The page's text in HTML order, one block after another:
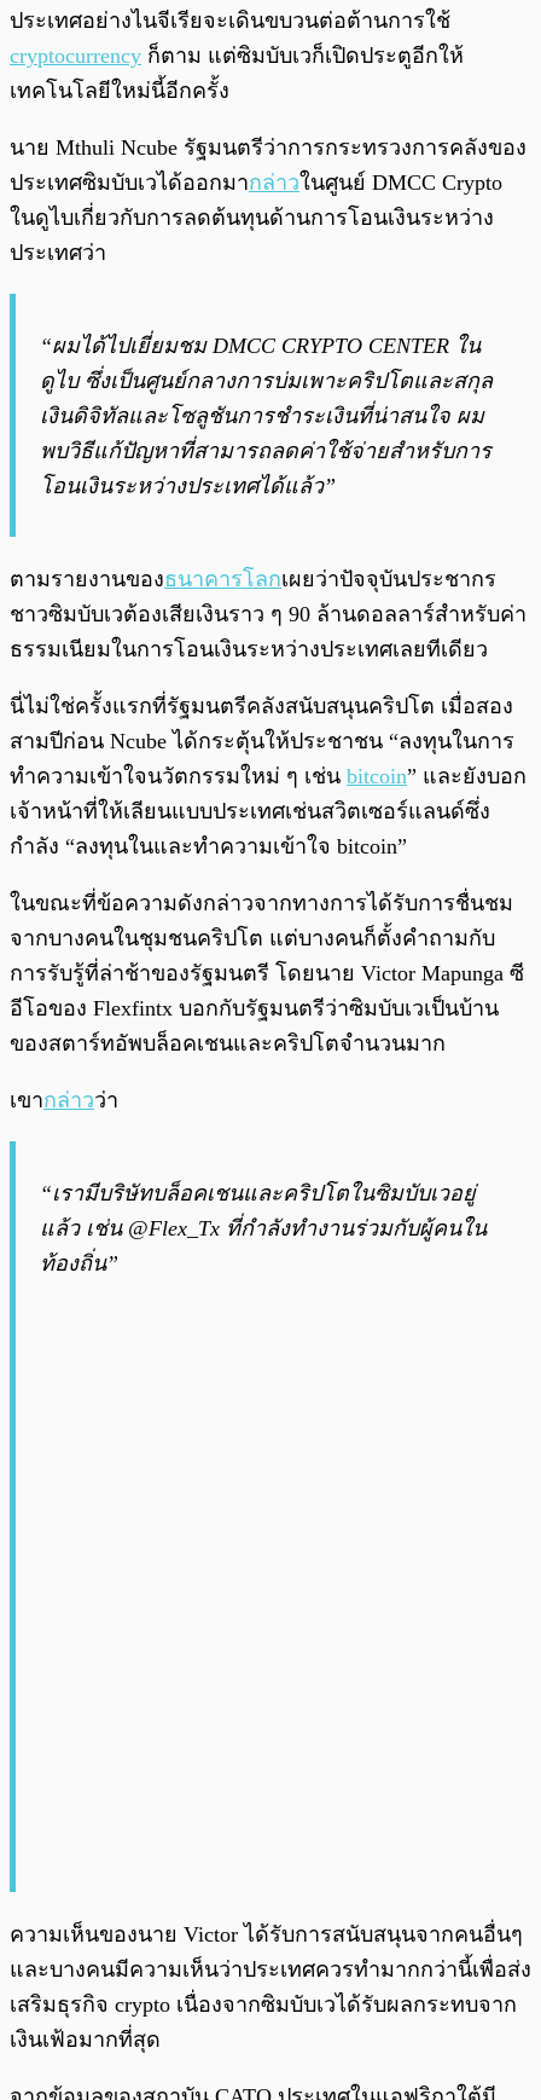
ประเทศอย่างไนจีเรียจะเดินขบวนต่อต้านการใช้
cryptocurrency ก็ตาม แต่ซิมบับเวก็เปิดประตูอีกให้
เทคโนโลยีใหม่นี้อีกครั้ง
นาย Mthuli Ncube รัฐมนตรีว่าการกระทรวงการคลังของ
ประเทศซิมบับเวได้ออกมากล่าวในศูนย์ DMCC Crypto
ในดูไบเกี่ยวกับการลดต้นทุนด้านการโอนเงินระหว่าง
ประเทศว่า
“ผมได้ไปเยี่ยมชม DMCC CRYPTO CENTER ใน
ดูไบ ซึ่งเป็นศูนย์กลางการบ่มเพาะคริปโตและสกุล
เงินดิจิทัลและโซลูชันการชำระเงินที่น่าสนใจ ผม
พบวิธีแก้ปัญหาที่สามารถลดค่าใช้จ่ายสำหรับการ
โอนเงินระหว่างประเทศได้แล้ว”
ตามรายงานของธนาคารโลกเผยว่าปัจจุบันประชากร
ชาวซิมบับเวต้องเสียเงินราว ๆ 90 ล้านดอลลาร์สำหรับค่า
ธรรมเนียมในการโอนเงินระหว่างประเทศเลยทีเดียว
นี่ไม่ใช่ครั้งแรกที่รัฐมนตรีคลังสนับสนุนคริปโต เมื่อสอง
สามปีก่อน Ncube ได้กระตุ้นให้ประชาชน “ลงทุนในการ
ทำความเข้าใจนวัตกรรมใหม่ ๆ เช่น bitcoin” และยังบอก
เจ้าหน้าที่ให้เลียนแบบประเทศเช่นสวิตเซอร์แลนด์ซึ่ง
กำลัง “ลงทุนในและทำความเข้าใจ bitcoin”
ในขณะที่ข้อความดังกล่าวจากทางการได้รับการชื่นชม
จากบางคนในชุมชนคริปโต แต่บางคนก็ตั้งคำถามกับ
การรับรู้ที่ล่าช้าของรัฐมนตรี โดยนาย Victor Mapunga ซี
อีโอของ Flexfintx บอกกับรัฐมนตรีว่าซิมบับเวเป็นบ้าน
ของสตาร์ทอัพบล็อคเชนและคริปโตจำนวนมาก
เขากล่าวว่า
“เรามีบริษัทบล็อคเชนและคริปโตในซิมบับเวอยู่
แล้ว เช่น @Flex_Tx ที่กำลังทำงานร่วมกับผู้คนใน
ท้องถิ่น”
ความเห็นของนาย Victor ได้รับการสนับสนุนจากคนอื่นๆ
และบางคนมีความเห็นว่าประเทศควรทำมากกว่านี้เพื่อส่ง
เสริมธุรกิจ crypto เนื่องจากซิมบับเวได้รับผลกระทบจาก
เงินเฟ้อมากที่สุด